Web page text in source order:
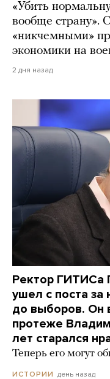
«Убить
вообще страну».
«никчемными»
экономики на
2 дня назад
Ректор ГИТИСа
ушел с поста за
до выборов. Он
протеже
лет старался
Теперь его могут
ИСТОРИИ день назад